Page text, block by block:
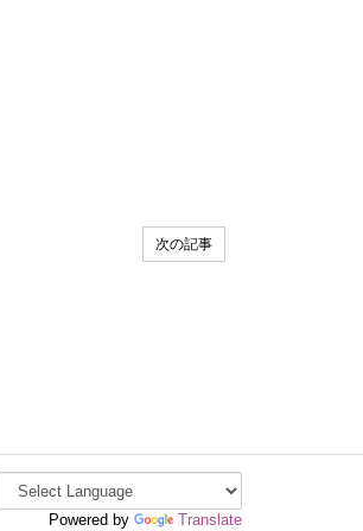
次の記事
Powered by Translate